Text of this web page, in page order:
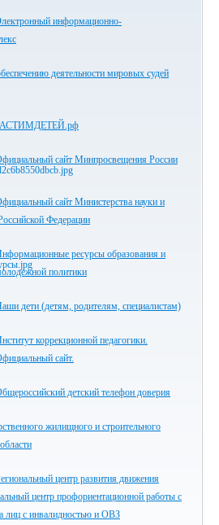
информационно-
деятельности мировых судей
сайт Минпросвещения России
сайт Министерства науки и
Федерации
ресурсы образования и
политики
дети (детям, родителям, специалистам)
коррекционной педагогики.
сайт.
детский телефон доверия
жилищного и строительного
центр развития движения
центр профориентационной работы с
лиц с инвалидностью и ОВЗ